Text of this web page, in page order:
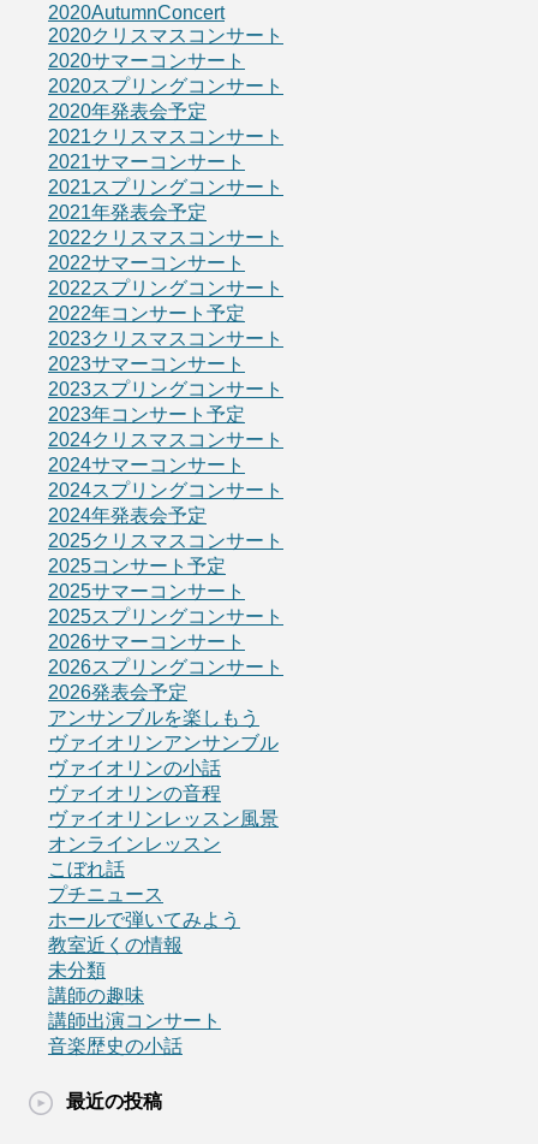
2020AutumnConcert
2020クリスマスコンサート
2020サマーコンサート
2020スプリングコンサート
2020年発表会予定
2021クリスマスコンサート
2021サマーコンサート
2021スプリングコンサート
2021年発表会予定
2022クリスマスコンサート
2022サマーコンサート
2022スプリングコンサート
2022年コンサート予定
2023クリスマスコンサート
2023サマーコンサート
2023スプリングコンサート
2023年コンサート予定
2024クリスマスコンサート
2024サマーコンサート
2024スプリングコンサート
2024年発表会予定
2025クリスマスコンサート
2025コンサート予定
2025サマーコンサート
2025スプリングコンサート
2026サマーコンサート
2026スプリングコンサート
2026発表会予定
アンサンブルを楽しもう
ヴァイオリンアンサンブル
ヴァイオリンの小話
ヴァイオリンの音程
ヴァイオリンレッスン風景
オンラインレッスン
こぼれ話
プチニュース
ホールで弾いてみよう
教室近くの情報
未分類
講師の趣味
講師出演コンサート
音楽歴史の小話
最近の投稿